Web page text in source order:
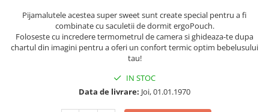
Pijamalutele acestea super sweet sunt create special pentru a fi
combinate cu saculetii de dormit ergoPouch.
Foloseste cu incredere termometrul de camera si ghideaza-te dupa
chartul din imagini pentru a oferi un confort termic optim bebelusului
tau!
IN STOC
Data de livrare: Joi, 01.01.1970